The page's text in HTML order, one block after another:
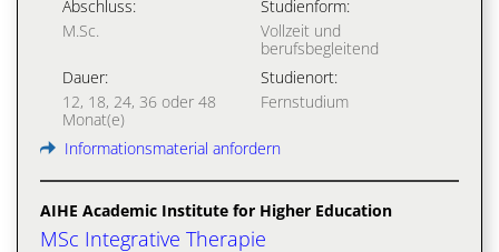
Abschluss:
M.Sc.
Studienform:
Vollzeit und
berufsbegleitend
Dauer:
12, 18, 24, 36 oder 48
Monat(e)
Studienort:
Fernstudium
Informationsmaterial anfordern
AIHE Academic Institute for Higher Education
MSc Integrative Therapie